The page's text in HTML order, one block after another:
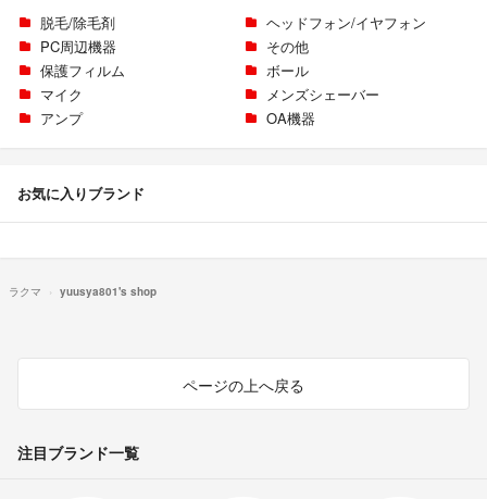
脱毛/除毛剤
ヘッドフォン/イヤフォン
PC周辺機器
その他
保護フィルム
ボール
マイク
メンズシェーバー
アンプ
OA機器
お気に入りブランド
ラクマ yuusya801's shop
ページの上へ戻る
注目ブランド一覧